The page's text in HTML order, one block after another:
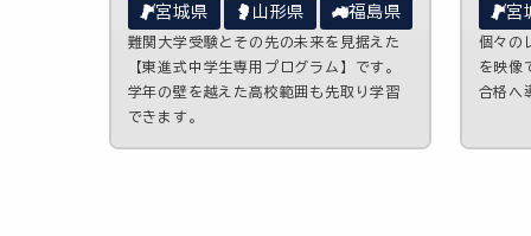
宮城県 山形県 福島県
難関大学受験とその先の未来を見据えた
【東進式中学生専用プログラム】です。
学年の壁を越えた高校範囲も先取り学習
できます。
宮
個々の
を映像
合格へ